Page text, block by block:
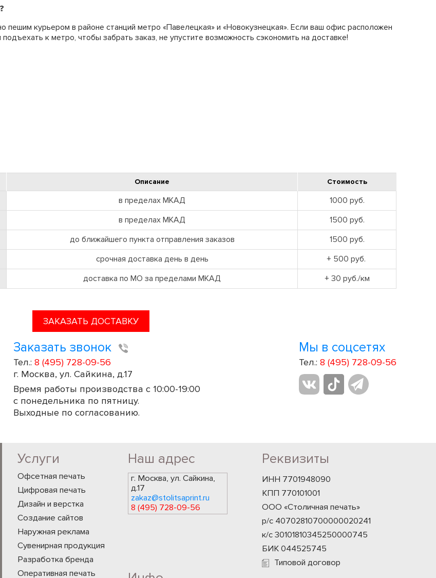
пешим курьером в районе станций метро «Павелецкая» и «Новокузнецкая». Если ваш офис расположен
к метро, чтобы забрать заказ, не упустите возможность сэкономить на доставке!
Описание Стоимость
в пределах МКАД
1000 руб.
в пределах МКАД
1500 руб.
до ближайшего пункта отправления заказов
1500 руб.
срочная доставка день в день
+ 500 руб.
доставка по МО за пределами МКАД + 30 руб./км
ЗАКАЗАТЬ ДОСТАВКУ
Заказать звонок
Тел.: 8 (495) 728-09-56
г. Москва, ул. Сайкина, д.17
Время работы производства с 10:00-19:00
с понедельника по пятницу.
Выходные по согласованию.
Мы в соцсетях
Тел.: 8 (495) 728-09-56
Услуги
Офсетная печать
Цифровая печать
Дизайн и верстка
Создание сайтов
Наружная реклама
Сувенирная продукция
Разработка бренда
Оперативная печать
Наш адрес
г. Москва, ул. Сайкина,
д.17
zakaz@stolitsaprint.ru
8 (495) 728-09-56
Реквизиты
ИНН 7701948090
КПП 770101001
ООО «Столичная печать»
р/с 40702810700000020241
к/с 30101810345250000745
БИК 044525745
Типовой договор